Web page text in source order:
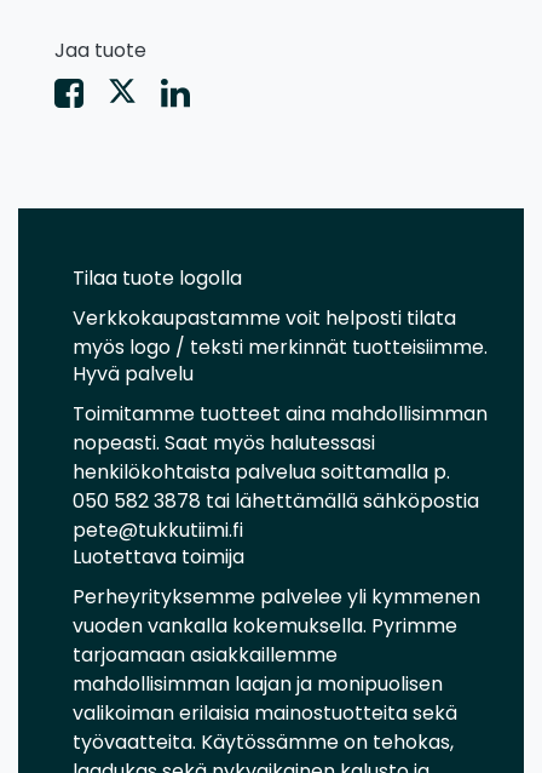
Jaa tuote
Tilaa tuote logolla
Verkkokaupastamme voit helposti tilata
myös logo / teksti merkinnät tuotteisiimme.
Hyvä palvelu
Toimitamme tuotteet aina mahdollisimman
nopeasti. Saat myös halutessasi
henkilökohtaista palvelua soittamalla p.
050 582 3878 tai lähettämällä sähköpostia
pete@tukkutiimi.fi
Luotettava toimija
Perheyrityksemme palvelee yli kymmenen
vuoden vankalla kokemuksella. Pyrimme
tarjoamaan asiakkaillemme
mahdollisimman laajan ja monipuolisen
valikoiman erilaisia mainostuotteita sekä
työvaatteita. Käytössämme on tehokas,